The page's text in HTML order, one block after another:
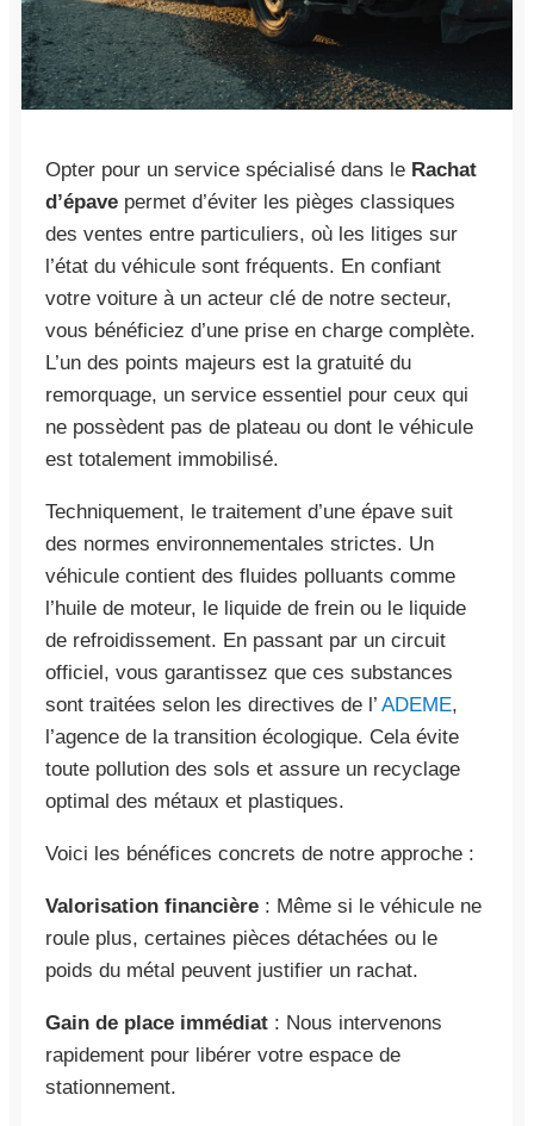
Opter pour un service spécialisé dans le Rachat
d’épave permet d’éviter les pièges classiques
des ventes entre particuliers, où les litiges sur
l’état du véhicule sont fréquents. En confiant
votre voiture à un acteur clé de notre secteur,
vous bénéficiez d’une prise en charge complète.
L’un des points majeurs est la gratuité du
remorquage, un service essentiel pour ceux qui
ne possèdent pas de plateau ou dont le véhicule
est totalement immobilisé.
Techniquement, le traitement d’une épave suit
des normes environnementales strictes. Un
véhicule contient des fluides polluants comme
l’huile de moteur, le liquide de frein ou le liquide
de refroidissement. En passant par un circuit
officiel, vous garantissez que ces substances
sont traitées selon les directives de l’ ADEME,
l’agence de la transition écologique. Cela évite
toute pollution des sols et assure un recyclage
optimal des métaux et plastiques.
Voici les bénéfices concrets de notre approche :
Valorisation financière : Même si le véhicule ne
roule plus, certaines pièces détachées ou le
poids du métal peuvent justifier un rachat.
Gain de place immédiat : Nous intervenons
rapidement pour libérer votre espace de
stationnement.